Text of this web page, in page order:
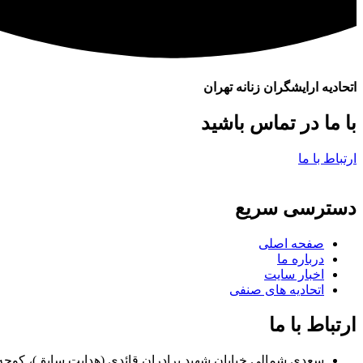
اتحادیه ارایشگران زنانه تهران
با ما در تماس باشید
ارتباط با ما
دسترسی سریع
صفحه اصلی
درباره ما
اخبار سایت
اتحادیه های صنفی
ارتباط با ما
سعدی شمالی خیابان شهید برادران قائدی (هدایت سابق)، کوچه مراد زاده، پلاک